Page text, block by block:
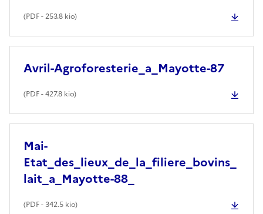
(PDF- 253.8 kio)
Avril-Agroforesterie_a_Mayotte-87
(PDF- 427.8 kio)
Mai-
Etat_des_lieux_de_la_filiere_bovins_
lait_a_Mayotte-88_
(PDF- 342.5 kio)